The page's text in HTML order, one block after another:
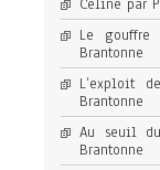
Céline par
Le
Brantonne
L’exploit
Brantonne
Au seuil
Brantonne